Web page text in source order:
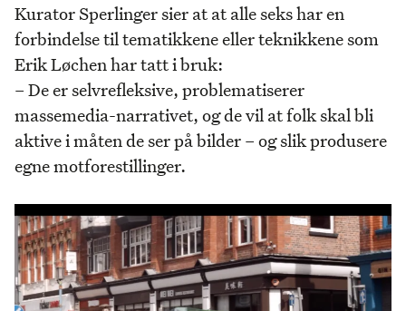
Kurator Sperlinger sier at at alle seks har en
forbindelse til tematikkene eller teknikkene som
Erik Løchen har tatt i bruk:
– De er selvrefleksive, problematiserer
massemedia-narrativet, og de vil at folk skal bli
aktive i måten de ser på bilder – og slik produsere
egne motforestillinger.